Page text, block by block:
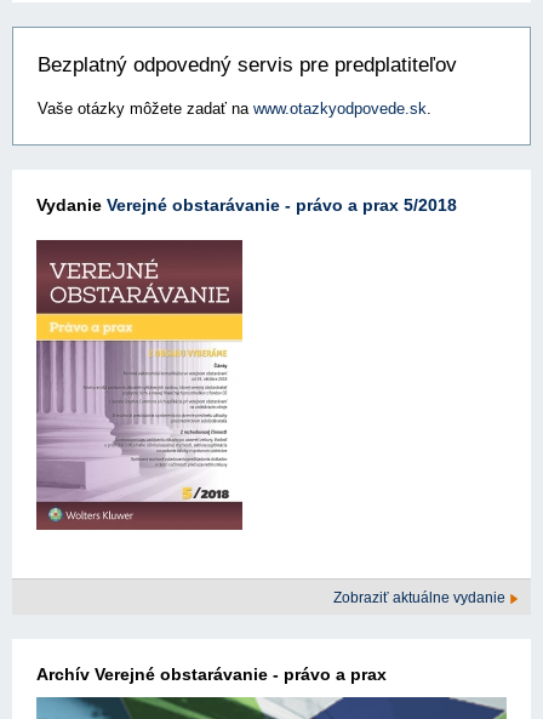
Bezplatný odpovedný servis pre predplatiteľov
Vaše otázky môžete zadať na www.otazkyodpovede.sk.
Vydanie Verejné obstarávanie - právo a prax 5/2018
Zobraziť aktuálne vydanie
Archív Verejné obstarávanie - právo a prax